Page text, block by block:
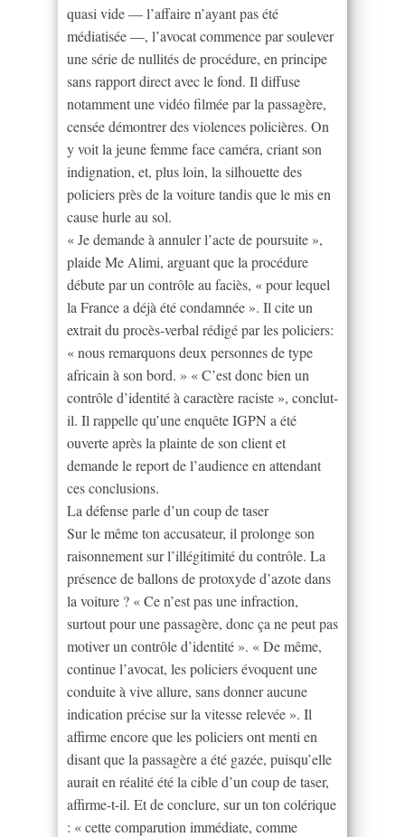
quasi vide — l’affaire n’ayant pas été
médiatisée —, l’avocat commence par soulever
une série de nullités de procédure, en principe
sans rapport direct avec le fond. Il diffuse
notamment une vidéo filmée par la passagère,
censée démontrer des violences policières. On
y voit la jeune femme face caméra, criant son
indignation, et, plus loin, la silhouette des
policiers près de la voiture tandis que le mis en
cause hurle au sol.
« Je demande à annuler l’acte de poursuite »,
plaide Me Alimi, arguant que la procédure
débute par un contrôle au faciès, « pour lequel
la France a déjà été condamnée ». Il cite un
extrait du procès-verbal rédigé par les policiers:
« nous remarquons deux personnes de type
africain à son bord. » « C’est donc bien un
contrôle d’identité à caractère raciste », conclut-
il. Il rappelle qu’une enquête IGPN a été
ouverte après la plainte de son client et
demande le report de l’audience en attendant
ces conclusions.
La défense parle d’un coup de taser
Sur le même ton accusateur, il prolonge son
raisonnement sur l’illégitimité du contrôle. La
présence de ballons de protoxyde d’azote dans
la voiture ? « Ce n’est pas une infraction,
surtout pour une passagère, donc ça ne peut pas
motiver un contrôle d’identité ». « De même,
continue l’avocat, les policiers évoquent une
conduite à vive allure, sans donner aucune
indication précise sur la vitesse relevée ». Il
affirme encore que les policiers ont menti en
disant que la passagère a été gazée, puisqu’elle
aurait en réalité été la cible d’un coup de taser,
affirme-t-il. Et de conclure, sur un ton colérique
: « cette comparution immédiate, comme